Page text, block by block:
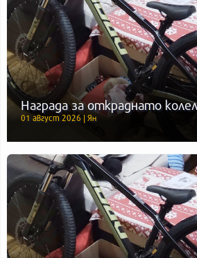
Награда за откраднато
01 август 2026 | Ян